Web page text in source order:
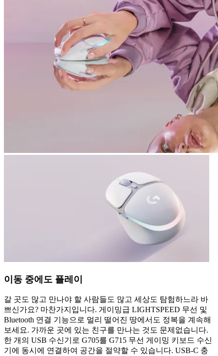
이동 중에도 플레이
갈 곳도 많고 만나야 할 사람들도 많고 세상도 탐험하느라 바
쁘신가요? 마찬가지입니다. 게이밍급 LIGHTSPEED 무선 및
Bluetooth 연결 기능으로 멀리 떨어진 땅에서도 정복을 계속해
보세요. 가까운 곳에 있는 친구를 만나는 것도 문제없습니다.
한 개의 USB 수신기로 G705를 G715 무선 게이밍 키보드 수신
기에 동시에 연결하여 공간을 절약할 수 있습니다. USB-C 충